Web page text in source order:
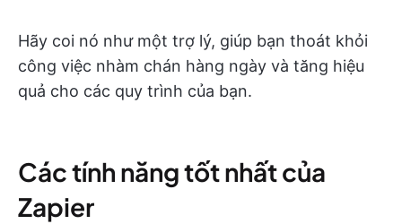
Hãy coi nó như một trợ lý, giúp bạn thoát khỏi
công việc nhàm chán hàng ngày và tăng hiệu
quả cho các quy trình của bạn.
Các tính năng tốt nhất của
Zapier